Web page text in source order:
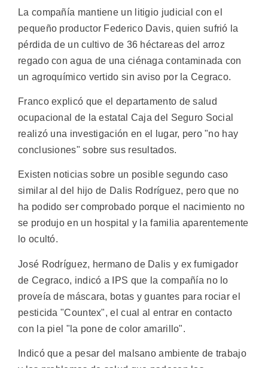
La compañía mantiene un litigio judicial con el
pequeño productor Federico Davis, quien sufrió la
pérdida de un cultivo de 36 héctareas del arroz
regado con agua de una ciénaga contaminada con
un agroquímico vertido sin aviso por la Cegraco.
Franco explicó que el departamento de salud
ocupacional de la estatal Caja del Seguro Social
realizó una investigación en el lugar, pero "no hay
conclusiones" sobre sus resultados.
Existen noticias sobre un posible segundo caso
similar al del hijo de Dalis Rodríguez, pero que no
ha podido ser comprobado porque el nacimiento no
se produjo en un hospital y la familia aparentemente
lo ocultó.
José Rodríguez, hermano de Dalis y ex fumigador
de Cegraco, indicó a IPS que la compañía no lo
proveía de máscara, botas y guantes para rociar el
pesticida "Countex", el cual al entrar en contacto
con la piel "la pone de color amarillo".
Indicó que a pesar del malsano ambiente de trabajo